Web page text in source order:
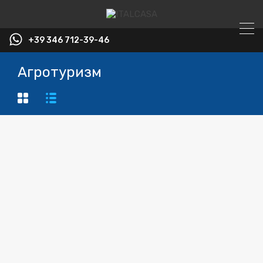
+39 346 712-39-46
Агротуризм